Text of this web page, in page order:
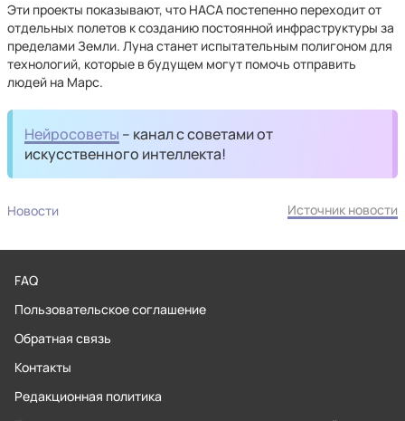
Эти проекты показывают, что НАСА постепенно переходит от
отдельных полетов к созданию постоянной инфраструктуры за
пределами Земли. Луна станет испытательным полигоном для
технологий, которые в будущем могут помочь отправить
людей на Марс.
Нейросоветы – канал с советами от
искусственного интеллекта!
Новости Источник новости
FAQ
Пользовательское соглашение
Обратная связь
Контакты
Редакционная политика